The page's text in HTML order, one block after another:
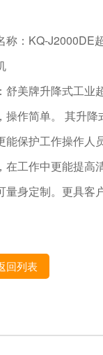
称：KQ-J2000DE
舒美牌升降式工业
操作简单。 其升
能保护工作操作人
在工作中更能提高
量身定制。更具客
回列表